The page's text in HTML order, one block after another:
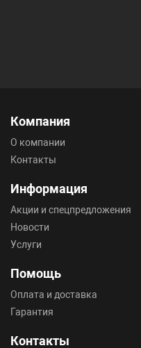
Компания
О компании
Контакты
Информация
Акции и спецпредложения
Новости
Услуги
Помощь
Оплата и доставка
Гарантия
Контакты